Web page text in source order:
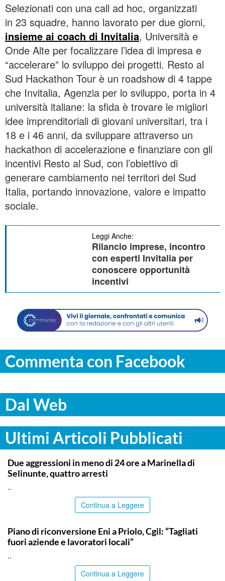
Selezionati con una call ad hoc, organizzati
in 23 squadre, hanno lavorato per due giorni,
insieme ai coach di Invitalia, Università e
Onde Alte per focalizzare l’idea di impresa e
“accelerare” lo sviluppo dei progetti. Resto al
Sud Hackathon Tour è un roadshow di 4 tappe
che Invitalia, Agenzia per lo sviluppo, porta in 4
università italiane: la sfida è trovare le migliori
idee imprenditoriali di giovani universitari, tra i
18 e i 46 anni, da sviluppare attraverso un
hackathon di accelerazione e finanziare con gli
incentivi Resto al Sud, con l’obiettivo di
generare cambiamento nei territori del Sud
Italia, portando innovazione, valore e impatto
sociale.
Leggi Anche:
Rilancio imprese, incontro
con esperti Invitalia per
conoscere opportunità
incentivi
Commenta con Facebook
Dal Web
Ultimi Articoli Pubblicati
TRAPANI
Due aggressioni in meno di 24 ore a Marinella di
Selinunte, quattro arresti
..
Continua a Leggere
Piano di riconversione Eni a Priolo, Cgil: “Tagliati
fuori aziende e lavoratori locali”
..
Continua a Leggere